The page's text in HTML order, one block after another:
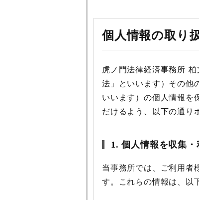
個人情報の取り
虎ノ門法律経済事務所
法」といいます）その他
いいます）の個人情報を
だけるよう、以下の通り
1. 個人情報を収集
当事務所では、ご利用者
す。これらの情報は、以